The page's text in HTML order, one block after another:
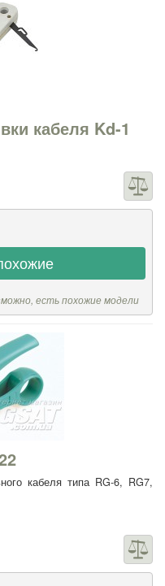
кабеля Kd-1
есть похожие модели
кабеля типа RG-6, RG7,